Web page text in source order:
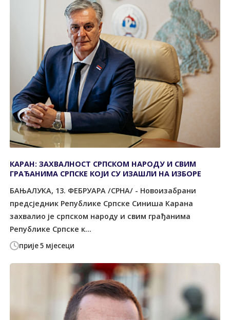
прије 5 мјесеци
КАРАН: ЗАХВАЛНОСТ СРПСКОМ НАРОДУ И СВИМ
ГРАЂАНИМА СРПСКЕ КОЈИ СУ ИЗАШЛИ НА ИЗБОРЕ
БАЊАЛУКА, 13. ФЕБРУАРА /СРНА/ - Новоизабрани
предсједник Републике Српске Синиша Карана
захвалио је српском народу и свим грађанима
Републике Српске к...